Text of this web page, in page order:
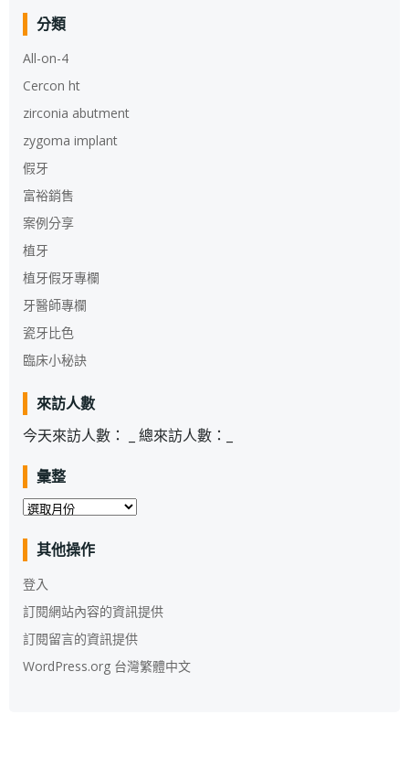
分類
All-on-4
Cercon ht
zirconia abutment
zygoma implant
假牙
富裕銷售
案例分享
植牙
植牙假牙專欄
牙醫師專欄
瓷牙比色
臨床小秘訣
來訪人數
今天來訪人數：
總來訪人數：
彙整
彙
其他操作
登入
訂閱網站內容的資訊提供
訂閱留言的資訊提供
WordPress.org 台灣繁體中文